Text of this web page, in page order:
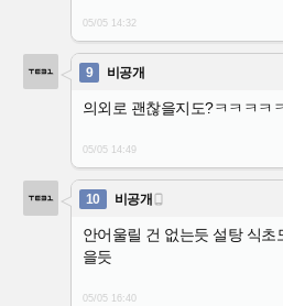
05/05 14:32
9 비공개
의외로 괜찮을지도?ㅋㅋㅋㅋ
05/05 14:49
10 비공개 
안어울릴 건 없는듯 설탕 식
을듯
05/05 16:40